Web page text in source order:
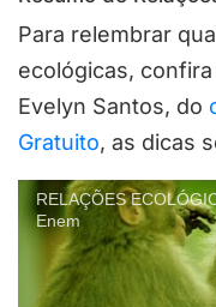
Para relembrar
ecológicas,
Evelyn Santos, do
Gratuito, as dicas
RELAÇÕES
Enem